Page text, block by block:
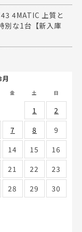
4MATIC 上質と
別な1台【新入庫
金 土 日
1
2
7 8
9
14 15
16
21 22
23
28 29
30